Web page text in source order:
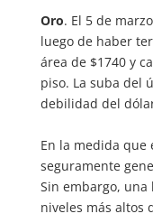
Oro. El 5 de
luego de haber
área de $1740 y
piso. La suba del
debilidad del
En la medida que
seguramente
Sin embargo, una
niveles más altos